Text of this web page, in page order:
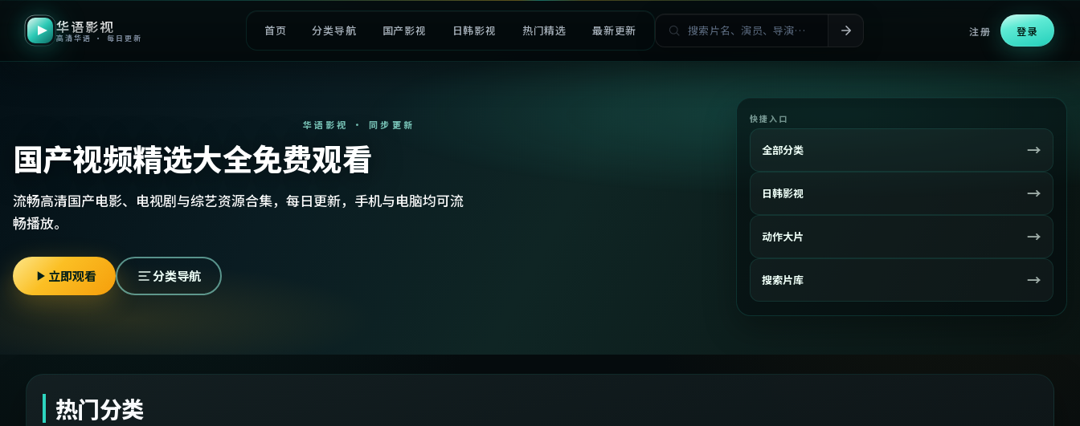
华语影视
高清华语 · 每日更新 首页 分类导航 国产影视 日韩影视 热门精选 最新更新 注册 登录
华语影视 · 同步更新
国产视频精选大全免费观看
流畅高清国产电影、电视剧与综艺资源合集，每日更新，手机与电脑均可流
畅播放。
立即观看 分类导航
快捷入口
全部分类 →
日韩影视 →
动作大片 →
搜索片库 →
热门分类